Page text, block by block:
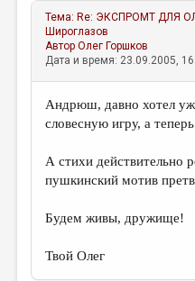
Тема: Re: ЭКСПРОМТ ДЛЯ
Широглазов
АвторОлег Горшков
Дата и время: 23.09.2005,
Андрюш, давно хотел
словесную игру, а
А стихи действительно
пушкинский мотив
Будем живы, дружище!
Твой Олег